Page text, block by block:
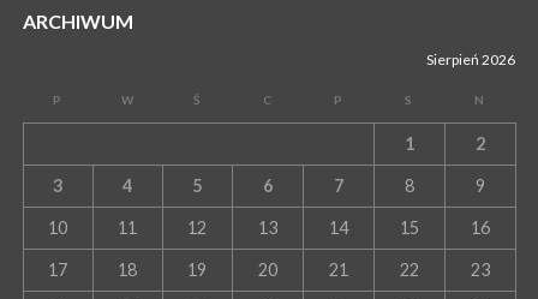
ARCHIWUM
Sierpień 2026
P W Ś C P S N
1 2
3 4 5 6 7 8 9
10 11 12 13 14 15 16
17 18 19 20 21 22 23